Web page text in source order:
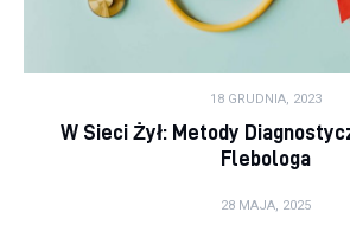
18 GRUDNIA, 2023
W Sieci Żył: Metody
Flebologa
28 MAJA, 2025